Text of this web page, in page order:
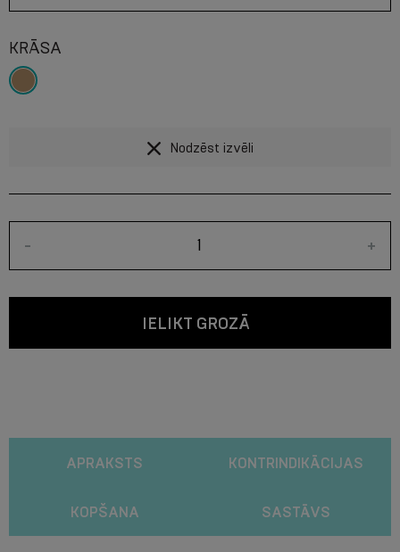
KRĀSA
Nodzēst izvēli
- +
IELIKT GROZĀ
APRAKSTS KONTRINDIKĀCIJAS
KOPŠANA SASTĀVS